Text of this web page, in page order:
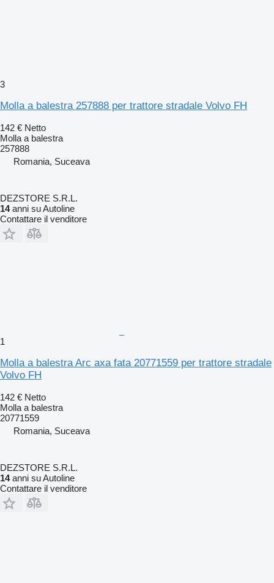
3
Molla a balestra 257888 per trattore stradale Volvo FH
142 € Netto
Molla a balestra
257888
Romania, Suceava
DEZSTORE S.R.L.
14anni su Autoline
Contattare il venditore
1
Molla a balestra Arc axa fata 20771559 per trattore stradale
Volvo FH
142 € Netto
Molla a balestra
20771559
Romania, Suceava
DEZSTORE S.R.L.
14anni su Autoline
Contattare il venditore